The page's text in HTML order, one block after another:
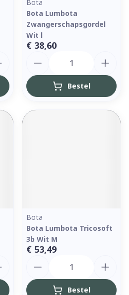
Bota
Bota Lumbota
Zwangerschapsgordel
Wit l
€ 38,60
Bestel
Bota
Bota Lumbota Tricosoft
3b Wit M
€ 53,49
Bestel